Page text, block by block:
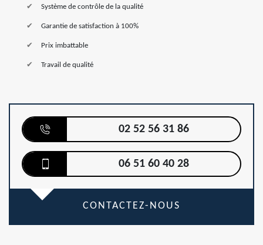
Système de contrôle de la qualité
Garantie de satisfaction à 100%
Prix imbattable
Travail de qualité
02 52 56 31 86
06 51 60 40 28
CONTACTEZ-NOUS